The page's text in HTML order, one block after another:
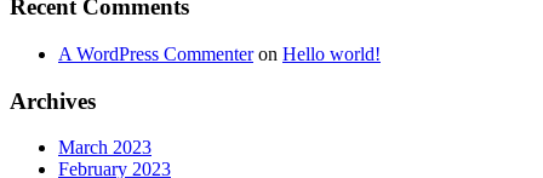
Recent Comments
A WordPress Commenteron Hello world!
Archives
March 2023
February 2023